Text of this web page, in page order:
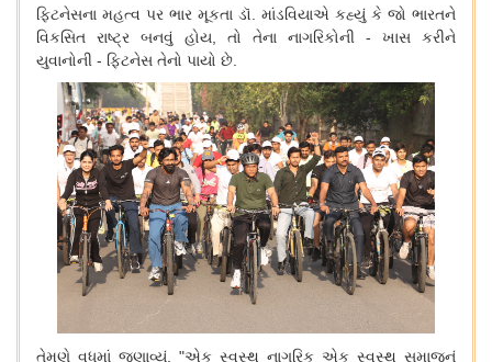
ફિટનેસના મહત્વ પર ભાર મૂકતા ડૉ માંડવિયાએ કહ્યું કે જો ભારતને
વિકસિત
રાષ્ટ્ર બનવું હોય તો તેના નાગરિકોની - ખાસ
કરીને
યુવાનોની - ફિટનેસ તેનો પાયો છે
તેમણે વધુમાં જણાવ્યું, "એક સ્વસ્થ નાગરિક એક સ્વસ્થ સમાજનું